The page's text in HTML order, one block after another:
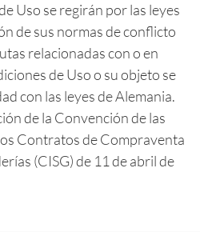
Uso se regirán por las leyes
de sus normas de conflicto
relacionadas con o en
de Uso o su objeto se
con las leyes de Alemania.
de la Convención de las
Contratos de Compraventa
(CISG) de 11 de abril de